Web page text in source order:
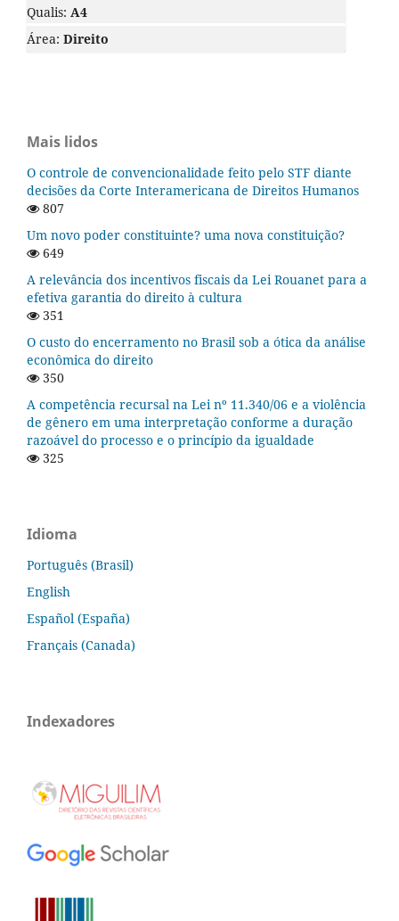
Qualis: A4
Área: Direito
Mais lidos
O controle de convencionalidade feito pelo STF diante
decisões da Corte Interamericana de Direitos Humanos
807
Um novo poder constituinte? uma nova constituição?
649
A relevância dos incentivos fiscais da Lei Rouanet para a
efetiva garantia do direito à cultura
351
O custo do encerramento no Brasil sob a ótica da análise
econômica do direito
350
A competência recursal na Lei nº 11.340/06 e a violência
de gênero em uma interpretação conforme a duração
razoável do processo e o princípio da igualdade
325
Idioma
Português (Brasil)
English
Español (España)
Français (Canada)
Indexadores